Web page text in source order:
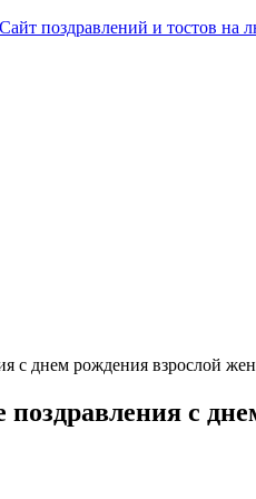
поздравлений и тостов на
с днем рождения взрослой
с